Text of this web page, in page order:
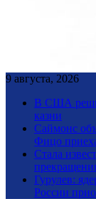
9 августа, 2026
В США
казни
Саймонс
Фицо
Стала
Гурулев:
России